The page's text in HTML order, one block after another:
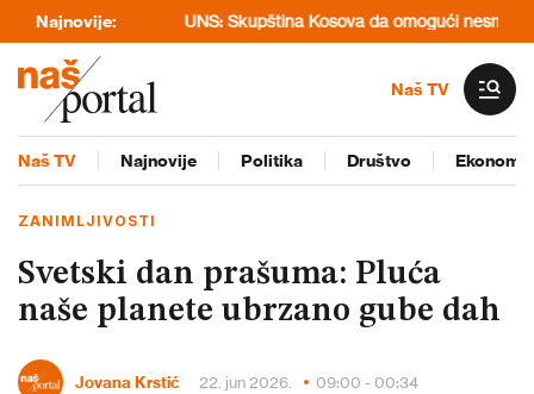
Najnovije:
najzdravije UNS: Skupština Kosova da omogući nesmetan rad
Naš TV
Naš TV Najnovije Politika Društvo
ZANIMLJIVOSTI
Svetski dan prašuma: Pluća
naše planete ubrzano gube dah
Jovana Krstić 22. jun 2026. 09:00 - 00:34